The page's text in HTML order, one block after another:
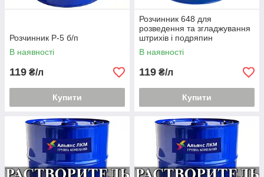
Розчинник Р-5 б/п
В наявності
119 ₴/л
Купити
Розчинник 648 для
розведення та згладжування
штрихів і подряпин
обприскуванням
нитроэмалевых покриттів
В наявності
119 ₴/л
Купити